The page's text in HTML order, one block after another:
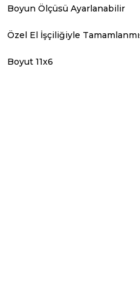
Boyun Ölçüsü Ayarlanabilir
Özel El İşçiliğiyle
Boyut 11x6